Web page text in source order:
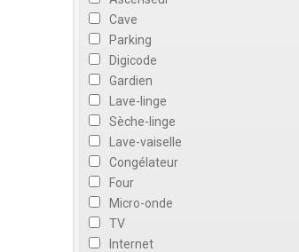
Cave
Parking
Digicode
Gardien
Lave-linge
Sèche-linge
Lave-vaiselle
Congélateur
Four
Micro-onde
TV
Internet